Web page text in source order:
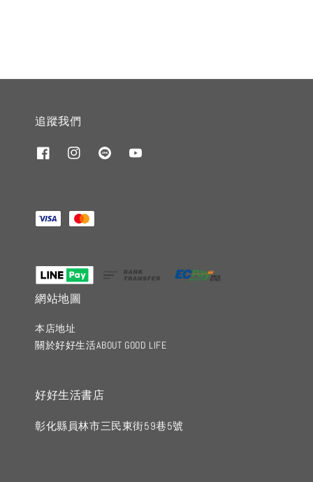
追蹤我們
網站地圖
本店地址
關於好好生活ABOUT GOOD LIFE
好好生活書店
彰化縣員林市三民東街59巷5號